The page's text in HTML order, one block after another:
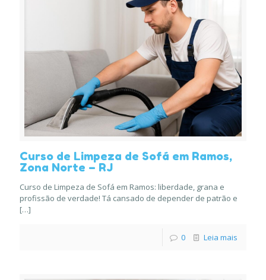
Curso de Limpeza de Sofá em Ramos,
Zona Norte – RJ
Curso de Limpeza de Sofá em Ramos: liberdade, grana e
profissão de verdade! Tá cansado de depender de patrão e
[…]
0 Leia mais